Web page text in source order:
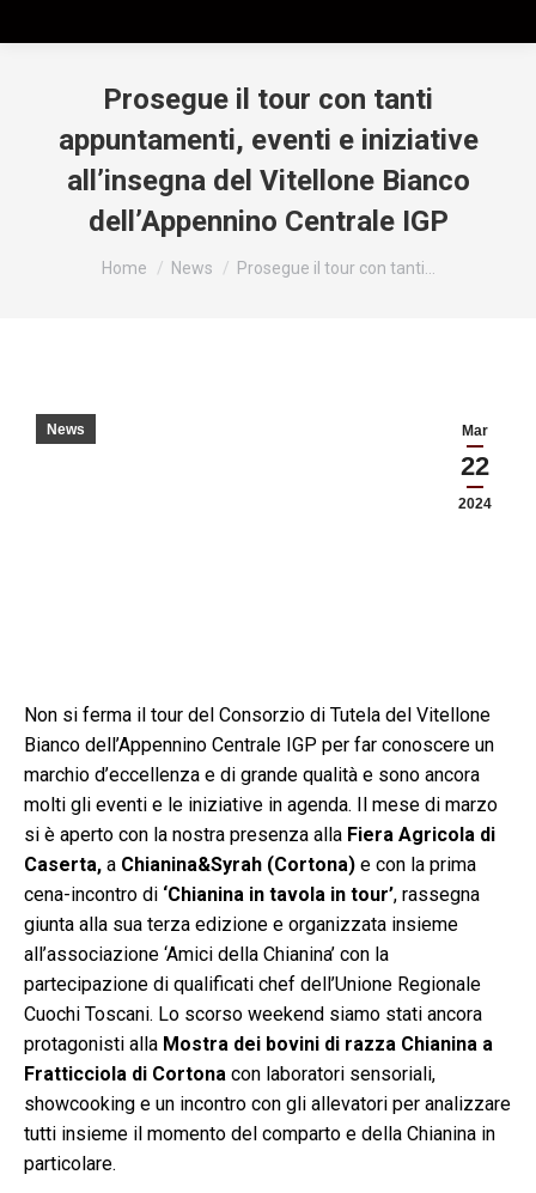
Prosegue il tour con tanti
appuntamenti, eventi e iniziative
all’insegna del Vitellone Bianco
dell’Appennino Centrale IGP
Tu sei qui:
Home News Prosegue il tour con tanti…
Mar
22
2024
News
Non si ferma il tour del Consorzio di Tutela del Vitellone
Bianco dell’Appennino Centrale IGP per far conoscere un
marchio d’eccellenza e di grande qualità e sono ancora
molti gli eventi e le iniziative in agenda. Il mese di marzo
si è aperto con la nostra presenza alla Fiera Agricola di
Caserta, a Chianina&Syrah (Cortona) e con la prima
cena-incontro di ‘Chianina in tavola in tour’, rassegna
giunta alla sua terza edizione e organizzata insieme
all’associazione ‘Amici della Chianina’ con la
partecipazione di qualificati chef dell’Unione Regionale
Cuochi Toscani. Lo scorso weekend siamo stati ancora
protagonisti alla Mostra dei bovini di razza Chianina a
Fratticciola di Cortona con laboratori sensoriali,
showcooking e un incontro con gli allevatori per analizzare
tutti insieme il momento del comparto e della Chianina in
particolare.